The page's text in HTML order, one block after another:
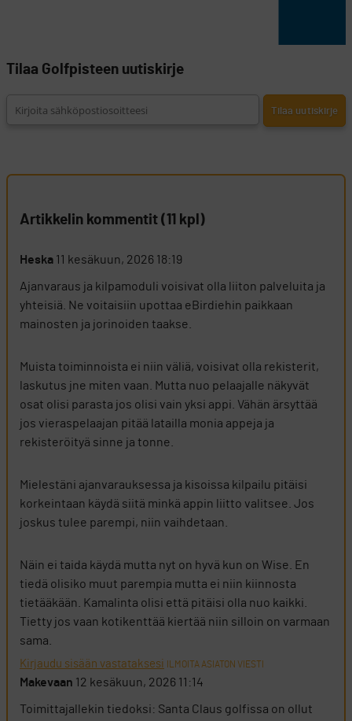
Tilaa Golfpisteen uutiskirje
Artikkelin kommentit (11 kpl)
Heska 11 kesäkuun, 2026 18:19
Ajanvaraus ja kilpamoduli voisivat olla liiton palveluita ja
yhteisiä. Ne voitaisiin upottaa eBirdiehin paikkaan
mainosten ja jorinoiden taakse.
Muista toiminnoista ei niin väliä, voisivat olla rekisterit,
laskutus jne miten vaan. Mutta nuo pelaajalle näkyvät
osat olisi parasta jos olisi vain yksi appi. Vähän ärsyttää
jos vieraspelaajan pitää latailla monia appeja ja
rekisteröityä sinne ja tonne.
Mielestäni ajanvarauksessa ja kisoissa kilpailu pitäisi
korkeintaan käydä siitä minkä appin liitto valitsee. Jos
joskus tulee parempi, niin vaihdetaan.
Näin ei taida käydä mutta nyt on hyvä kun on Wise. En
tiedä olisiko muut parempia mutta ei niin kiinnosta
tietääkään. Kamalinta olisi että pitäisi olla nuo kaikki.
Tietty jos vaan kotikenttää kiertää niin silloin on varmaan
sama.
Kirjaudu sisään vastataksesi ILMOITA ASIATON VIESTI
Makevaan 12 kesäkuun, 2026 11:14
Toimittajallekin tiedoksi: Santa Claus golfissa on ollut